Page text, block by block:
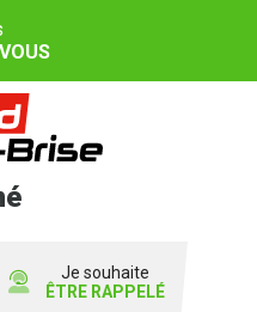
Je souhaite
ÊTRE RAPPELÉ